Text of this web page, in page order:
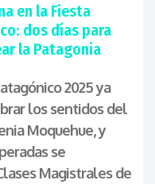
en la Fiesta
dos días para
la Patagonia
2025 ya
los sentidos del
Moquehue, y
se
Magistrales de